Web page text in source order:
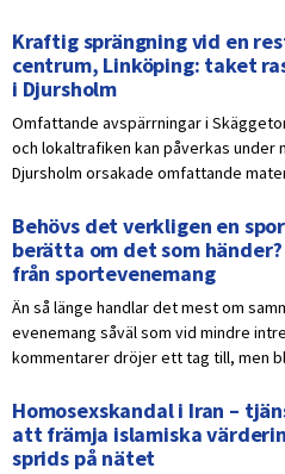
Kraftig sprängning vid en
centrum, Linköping: taket
i Djursholm
Omfattande avspärrningar i
och lokaltrafiken kan påverkas under
Djursholm orsakade omfattande
Behövs det verkligen en
berätta om det som
från sportevenemang
Än så länge handlar det mest om
evenemang såväl som vid mindre
kommentarer dröjer ett tag till, men
Homosexskandal i Iran –
att främja islamiska
sprids på nätet